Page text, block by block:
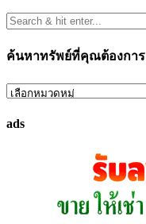
ค้นหาทรัพย์ที่คุณต้องการ
ค้นหา
ที่
ads